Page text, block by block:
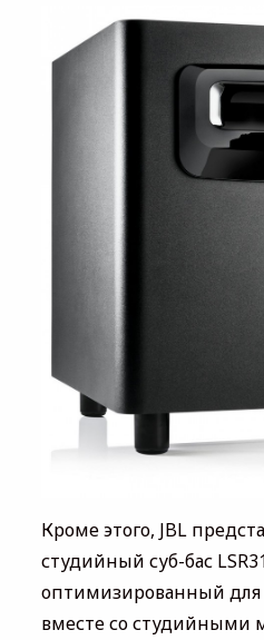
Кроме этого, JBL
студийный суб-бас
оптимизированный для
вместе со студийными